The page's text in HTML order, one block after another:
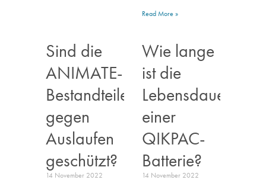
Read More »
Sind die
ANIMATE-
Bestandteile
gegen
Auslaufen
geschützt?
14 November 2022
Wie lange
ist die
Lebensdauer
einer
QIKPAC-
Batterie?
14 November 2022